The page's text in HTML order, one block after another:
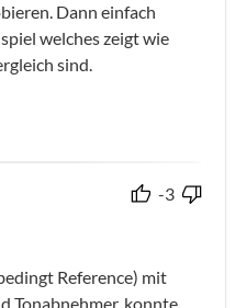
Dann einfach
welches zeigt wie
sind.
-3
Reference) mit
Tonabnehmer, konnte